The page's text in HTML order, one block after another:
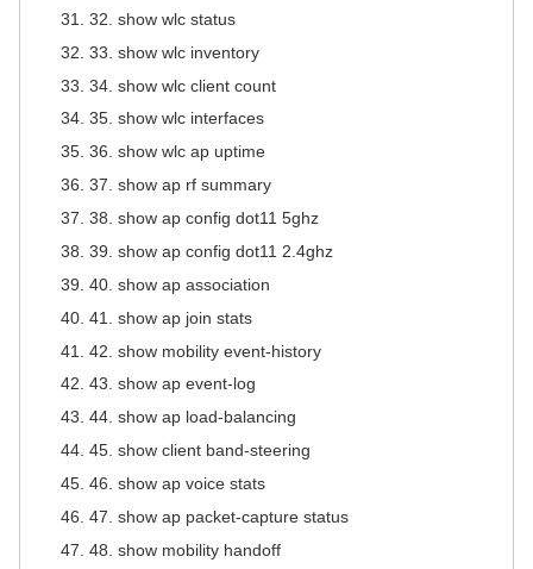
32. show wlc status
33. show wlc inventory
34. show wlc client count
35. show wlc interfaces
36. show wlc ap uptime
37. show ap rf summary
38. show ap config dot11 5ghz
39. show ap config dot11 2.4ghz
40. show ap association
41. show ap join stats
42. show mobility event-history
43. show ap event-log
44. show ap load-balancing
45. show client band-steering
46. show ap voice stats
47. show ap packet-capture status
48. show mobility handoff